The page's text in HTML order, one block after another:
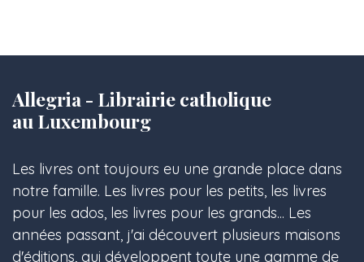
Allegria - Librairie catholique
au Luxembourg
Les livres ont toujours eu une grande place dans
notre famille. Les livres pour les petits, les livres
pour les ados, les livres pour les grands... Les
années passant, j'ai découvert plusieurs maisons
d'éditions, qui développent toute une gamme de